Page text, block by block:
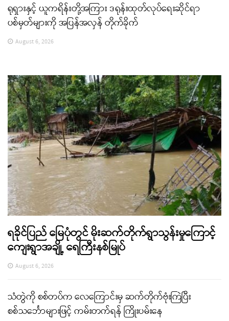
ရုရှားနှင့် ယူကရိန်းတို့အကြား ဒရုန်းထုတ်လုပ်ရေးဆိုင်ရာ
ပစ်မှတ်များကို အပြန်အလှန် တိုက်ခိုက်
August 6, 2026
ရခိုင်ပြည် မြေပုံတွင် မိုးဆက်တိုက်ရွာသွန်းမှုကြောင့်
ကျေးရွာအချို့ ရေကြီးနစ်မြုပ်
August 6, 2026
သံတွဲကို စစ်တပ်က လေကြောင်းမှ ဆက်တိုက်ဗုံးကြဲပြီး
စစ်သင်္ဘောများဖြင့် ကမ်းတက်ရန် ကြိုးပမ်းနေ